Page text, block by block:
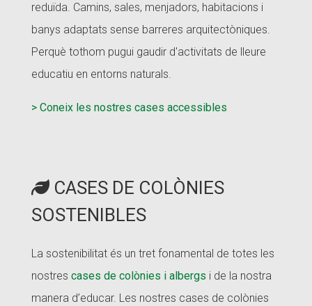
reduïda. Camins, sales, menjadors, habitacions i
banys adaptats sense barreres arquitectòniques.
Perquè tothom pugui gaudir d'activitats de lleure
educatiu en entorns naturals.
> Coneix les nostres cases accessibles
CASES DE COLÒNIES
SOSTENIBLES
La sostenibilitat és un tret fonamental de totes les
nostres cases de colònies i albergs i de la nostra
manera d’educar. Les nostres cases de colònies